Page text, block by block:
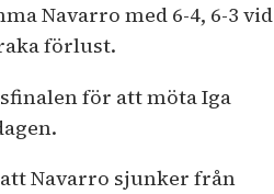
Navarro med 6-4, 6-3 vid
förlust.
för att möta Iga
Navarro sjunker från